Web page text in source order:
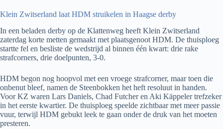
Klein Zwitserland laat HDM struikelen in Haagse derby
In een beladen derby op de Klattenweg heeft Klein Zwitserland
zaterdag korte metten gemaakt met plaatsgenoot HDM. De thuisploeg
startte fel en besliste de wedstrijd al binnen één kwart: drie rake
strafcorners, drie doelpunten, 3-0.
HDM begon nog hoopvol met een vroege strafcorner, maar toen die
onbenut bleef, namen de Steenbokken het heft resoluut in handen.
Voor KZ waren Lars Daniels, Chad Futcher en Aki Käppeler trefzeker
in het eerste kwartier. De thuisploeg speelde zichtbaar met meer passie
vuur, terwijl HDM gebukt leek te gaan onder de druk van het moeten
presteren.